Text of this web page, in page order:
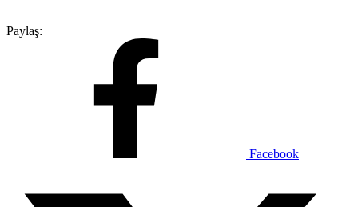
Paylaş:
Facebook